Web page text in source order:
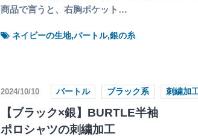
商品で言うと、右胸ポケット…
ネイビーの生地,バートル,銀の糸
2024/10/10 バートル ブラック系 刺繍加
【ブラック×銀】BURTLE半袖
ポロシャツの刺繍加工